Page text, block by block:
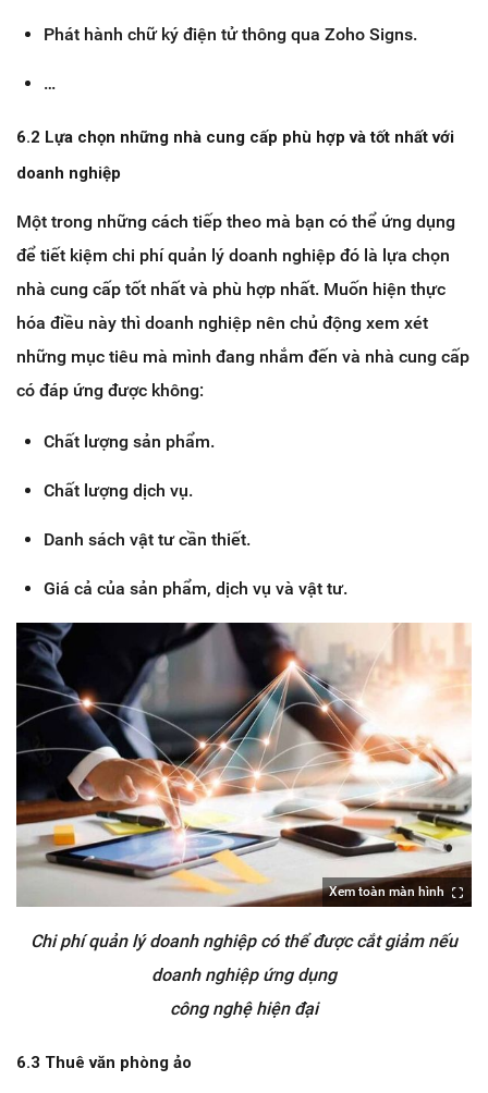
Phát hành chữ ký điện tử thông qua Zoho Signs.
…
6.2 Lựa chọn những nhà cung cấp phù hợp và tốt nhất với
doanh nghiệp
Một trong những cách tiếp theo mà bạn có thể ứng dụng
để tiết kiệm chi phí quản lý doanh nghiệp đó là lựa chọn
nhà cung cấp tốt nhất và phù hợp nhất. Muốn hiện thực
hóa điều này thì doanh nghiệp nên chủ động xem xét
những mục tiêu mà mình đang nhắm đến và nhà cung cấp
có đáp ứng được không:
Chất lượng sản phẩm.
Chất lượng dịch vụ.
Danh sách vật tư cần thiết.
Giá cả của sản phẩm, dịch vụ và vật tư.
Xem toàn màn hình
Chi phí quản lý doanh nghiệp có thể được cắt giảm nếu
doanh nghiệp ứng dụng
công nghệ hiện đại
6.3 Thuê văn phòng ảo